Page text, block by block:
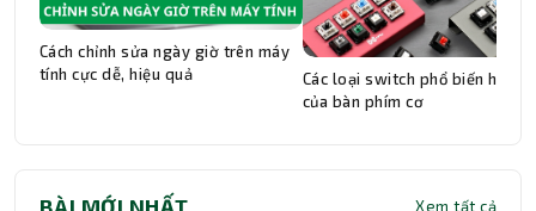
Cách chỉnh sửa ngày giờ trên máy
tính cực dễ, hiệu quả
Các loại switch phổ biến hiện
của bàn phím cơ
Xem tất cả